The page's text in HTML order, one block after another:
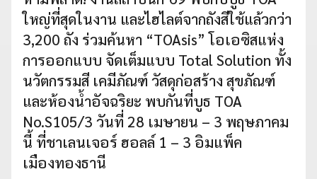
ใหญ่ที่สุดในงาน และไฮไลต์จากถังสีใช้แล้วกว่า
3,200 ถัง ร่วมค้นหา “TOAsis” โอเอซิสแห่ง
การออกแบบ จัดเต็มแบบ Total Solution ทั้ง
นวัตกรรมสี เคมีภัณฑ์ วัสดุก่อสร้าง สุขภัณฑ์
และห้องน้ำอัจฉริยะ พบกันที่บูธ TOA
No.S105/3 วันที่ 28 เมษายน – 3 พฤษภาคม
นี้ ที่ชาเลนเจอร์ ฮอลล์ 1 – 3 อิมแพ็ค
เมืองทองธานี